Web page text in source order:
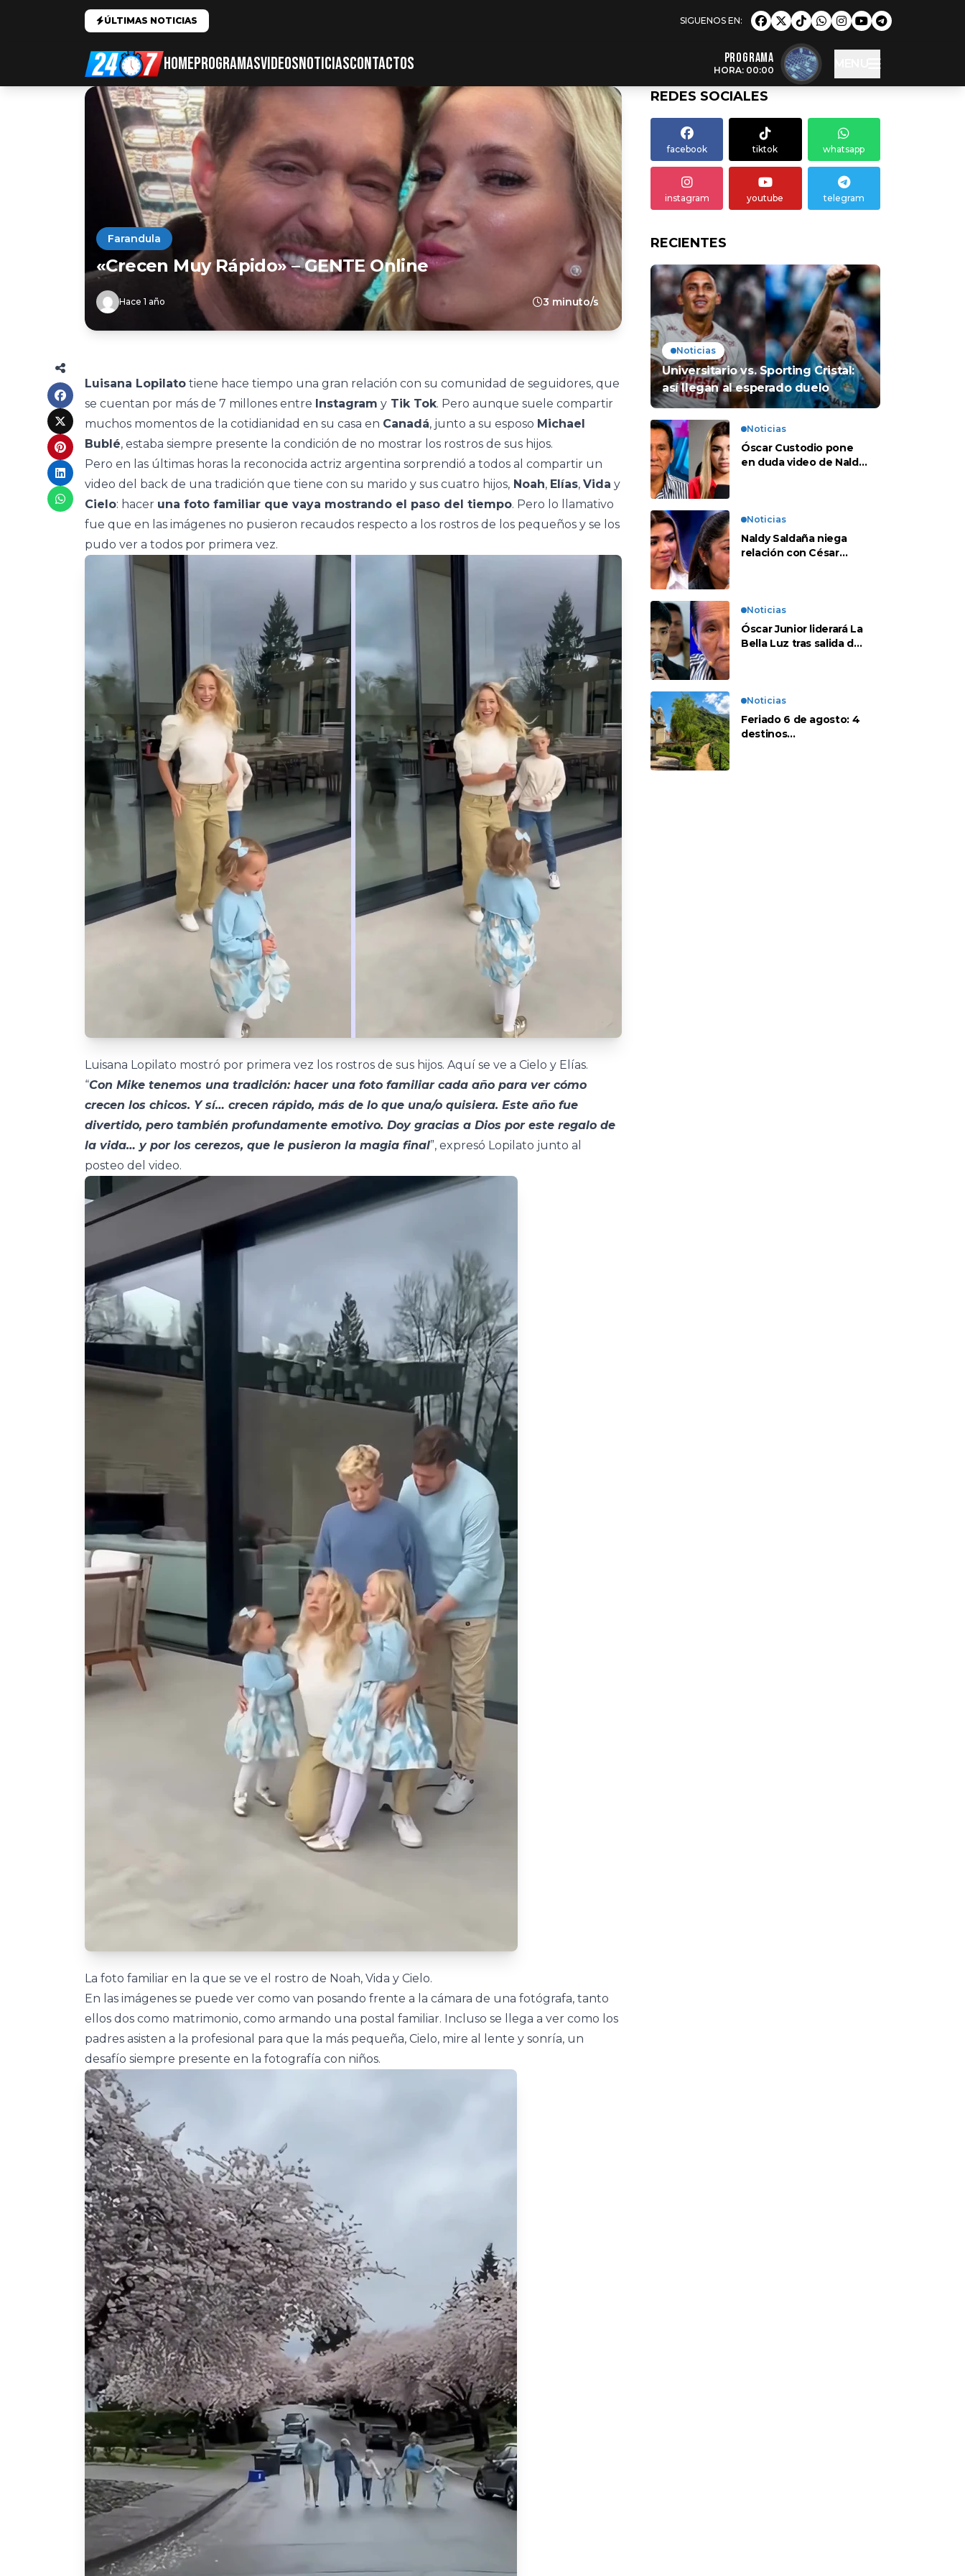
ÚLTIMAS NOTICIAS
HOMEPROGRAMASVIDEOSNOTICIASCONTACTOS Programa
HORA: 00:00
Farandula
«Crecen Muy Rápido» – GENTE Online
Hace 1 año 3 minuto/s
Luisana Lopilato tiene hace tiempo una gran relación con su comunidad de seguidores, que
se cuentan por más de 7 millones entre Instagram y Tik Tok. Pero aunque suele compartir
muchos momentos de la cotidianidad en su casa en Canadá, junto a su esposo Michael
Bublé, estaba siempre presente la condición de no mostrar los rostros de sus hijos.
Pero en las últimas horas la reconocida actriz argentina sorprendió a todos al compartir un
video del back de una tradición que tiene con su marido y sus cuatro hijos, Noah, Elías, Vida y
Cielo: hacer una foto familiar que vaya mostrando el paso del tiempo. Pero lo llamativo
fue que en las imágenes no pusieron recaudos respecto a los rostros de los pequeños y se los
pudo ver a todos por primera vez.
Luisana Lopilato mostró por primera vez los rostros de sus hijos. Aquí se ve a Cielo y Elías.
“Con Mike tenemos una tradición: hacer una foto familiar cada año para ver cómo
crecen los chicos. Y sí… crecen rápido, más de lo que una/o quisiera. Este año fue
divertido, pero también profundamente emotivo. Doy gracias a Dios por este regalo de
la vida… y por los cerezos, que le pusieron la magia final”, expresó Lopilato junto al
posteo del video.
La foto familiar en la que se ve el rostro de Noah, Vida y Cielo.
En las imágenes se puede ver como van posando frente a la cámara de una fotógrafa, tanto
ellos dos como matrimonio, como armando una postal familiar. Incluso se llega a ver como los
padres asisten a la profesional para que la más pequeña, Cielo, mire al lente y sonría, un
desafío siempre presente en la fotografía con niños.
REDES SOCIALES
facebook tiktok whatsapp
instagram youtube telegram
RECIENTES
Noticias
Universitario vs. Sporting Cristal:
así llegan al esperado duelo
Noticias
Óscar Custodio pone
en duda video de Naldy
Noticias
Naldy Saldaña niega
relación con César
Noticias
Óscar Junior liderará La
Bella Luz tras salida de
Noticias
Feriado 6 de agosto: 4
destinos